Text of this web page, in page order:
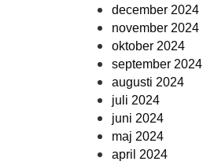
december 2024
november 2024
oktober 2024
september 2024
augusti 2024
juli 2024
juni 2024
maj 2024
april 2024